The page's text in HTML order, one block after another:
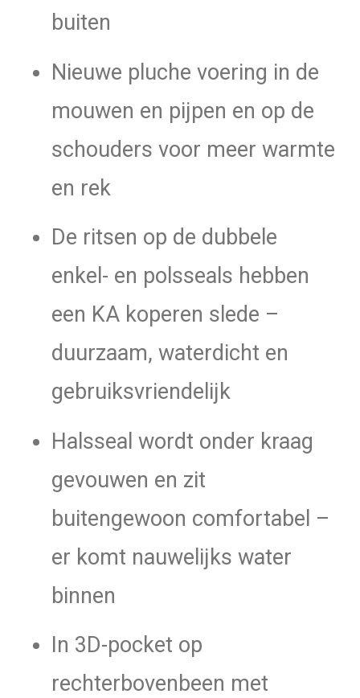
buiten
Nieuwe pluche voering in de
mouwen en pijpen en op de
schouders voor meer warmte
en rek
De ritsen op de dubbele
enkel- en polsseals hebben
een KA koperen slede –
duurzaam, waterdicht en
gebruiksvriendelijk
Halsseal wordt onder kraag
gevouwen en zit
buitengewoon comfortabel –
er komt nauwelijks water
binnen
In 3D-pocket op
rechterbovenbeen met